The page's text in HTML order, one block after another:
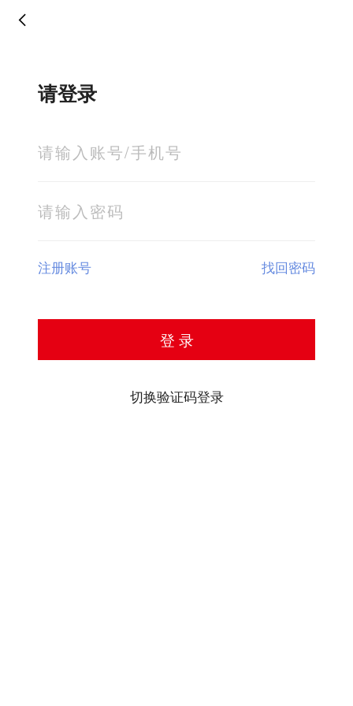
请登录
注册账号 找回密码
登 录
切换验证码登录